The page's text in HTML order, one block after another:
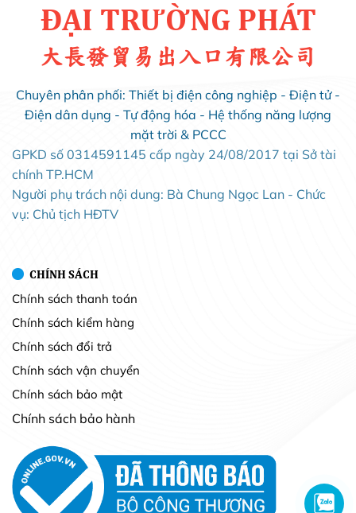
ĐẠI TRƯỜNG PHÁT
大長發貿易出入口有限公司
Chuyên phân phối: Thiết bị điện công nghiệp - Điện tử -
Điện dân dụng - Tự động hóa - Hệ thống năng lượng
mặt trời & PCCC
GPKD số 0314591145 cấp ngày 24/08/2017 tại Sở tài
chính TP.HCM
Người phụ trách nội dung: Bà Chung Ngọc Lan - Chức
vụ: Chủ tịch HĐTV
CHÍNH SÁCH
Chính sách thanh toán
Chính sách kiểm hàng
Chính sách đổi trả
Chính sách vận chuyển
Chính sách bảo mật
Chính sách bảo hành